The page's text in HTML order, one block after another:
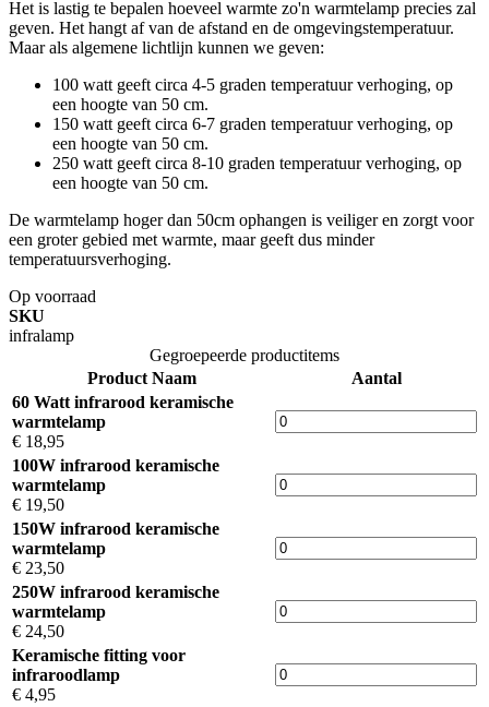
Het is lastig te bepalen hoeveel warmte zo'n warmtelamp precies zal
geven. Het hangt af van de afstand en de omgevingstemperatuur.
Maar als algemene lichtlijn kunnen we geven:
100 watt geeft circa 4-5 graden temperatuur verhoging, op
een hoogte van 50 cm.
150 watt geeft circa 6-7 graden temperatuur verhoging, op
een hoogte van 50 cm.
250 watt geeft circa 8-10 graden temperatuur verhoging, op
een hoogte van 50 cm.
De warmtelamp hoger dan 50cm ophangen is veiliger en zorgt voor
een groter gebied met warmte, maar geeft dus minder
temperatuursverhoging.
Op voorraad
SKU
infralamp
Gegroepeerde productitems
Product Naam
Aantal
60 Watt infrarood keramische
warmtelamp
€ 18,95
100W infrarood keramische
warmtelamp
€ 19,50
150W infrarood keramische
warmtelamp
€ 23,50
250W infrarood keramische
warmtelamp
€ 24,50
Keramische fitting voor
infraroodlamp
€ 4,95